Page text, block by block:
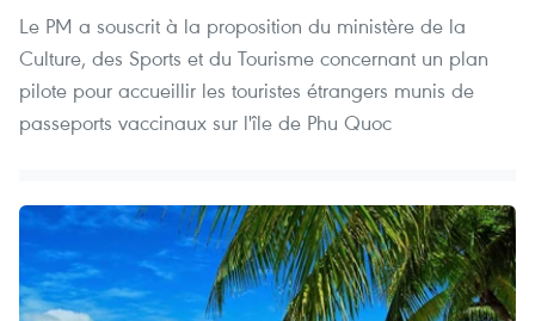
Le PM a souscrit à la proposition du ministère de la
Culture, des Sports et du Tourisme concernant un plan
pilote pour accueillir les touristes étrangers munis de
passeports vaccinaux sur l'île de Phu Quoc